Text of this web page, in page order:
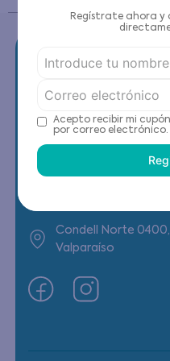
Contáctanos
(22) 6178818 -
Condell Norte 0400,
Valparaíso
Regístrate ahora y
Acepto recibir mi
por correo electrónico.